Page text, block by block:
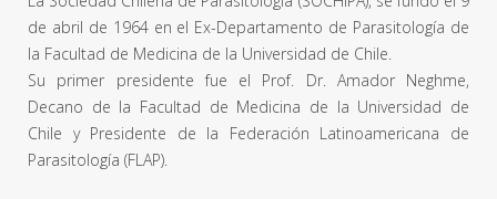
de abril de 1964 en el Ex-Departamento de Parasitología de
la Facultad de Medicina de la Universidad de Chile.
Su primer presidente fue el Prof. Dr. Amador Neghme,
Decano de la Facultad de Medicina de la Universidad de
Chile y Presidente de la Federación Latinoamericana de
Parasitología (FLAP).